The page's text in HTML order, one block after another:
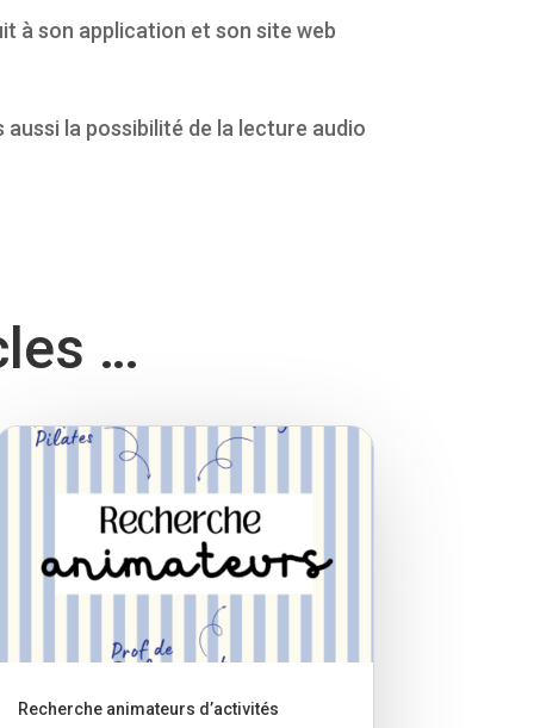
à son application et son site web
la possibilité de la lecture audio
…
Recherche animateurs d’activités